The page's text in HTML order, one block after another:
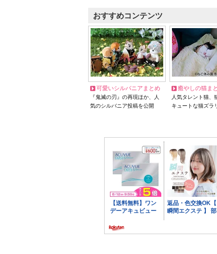
おすすめコンテンツ
可愛いシルバニアまとめ
『鬼滅の刃』の再現ほか、人
気のシルバニア投稿を公開
癒やしの猫ま
人気タレント猫
キュートな猫ズラ